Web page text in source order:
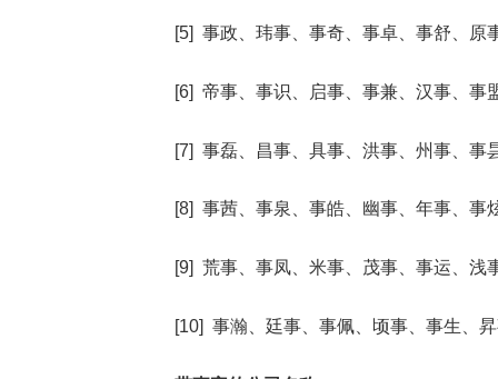
[5] 事政、玮事、事奇、事卓、事舒、原
[6] 帝事、事识、启事、事兼、汉事、事
[7] 事磊、昌事、具事、洪事、州事、事
[8] 事茜、事泉、事皓、幽事、年事、事
[9] 荒事、事凤、米事、茂事、事运、浅
[10] 事瀚、廷事、事佩、顷事、事生、